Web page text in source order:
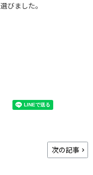
びました。
次の記事